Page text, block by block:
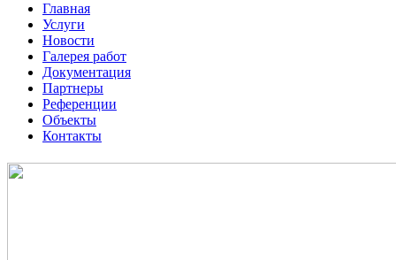
Главная
Услуги
Новости
Галерея работ
Документация
Партнеры
Референции
Объекты
Контакты